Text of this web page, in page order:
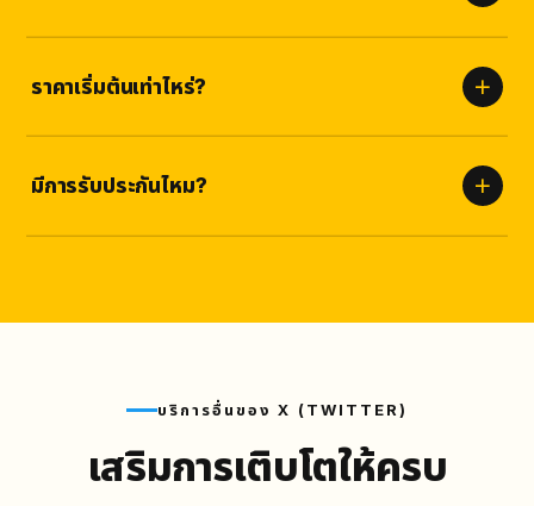
ปลอดภัยสูง
ราคาเริ่มต้นเท่าไหร่?
คุณได้เลย
มีการรับประกันไหม?
บริการอื่นของ X (TWITTER)
เสริมการเติบโตให้ครบ